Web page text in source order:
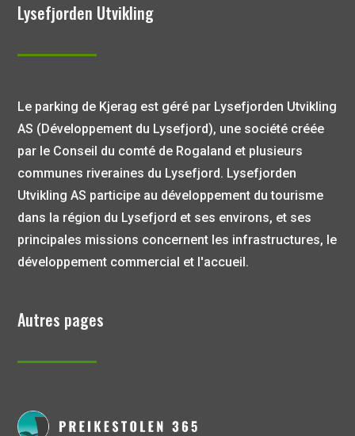
Lysefjorden Utvikling
Le parking de Kjerag est géré par Lysefjorden Utvikling
AS (Développement du Lysefjord), une société créée
par le Conseil du comté de Rogaland et plusieurs
communes riveraines du Lysefjord. Lysefjorden
Utvikling AS participe au développement du tourisme
dans la région du Lysefjord et ses environs, et ses
principales missions concernent les infrastructures, le
développement commercial et l'accueil.
Autres pages